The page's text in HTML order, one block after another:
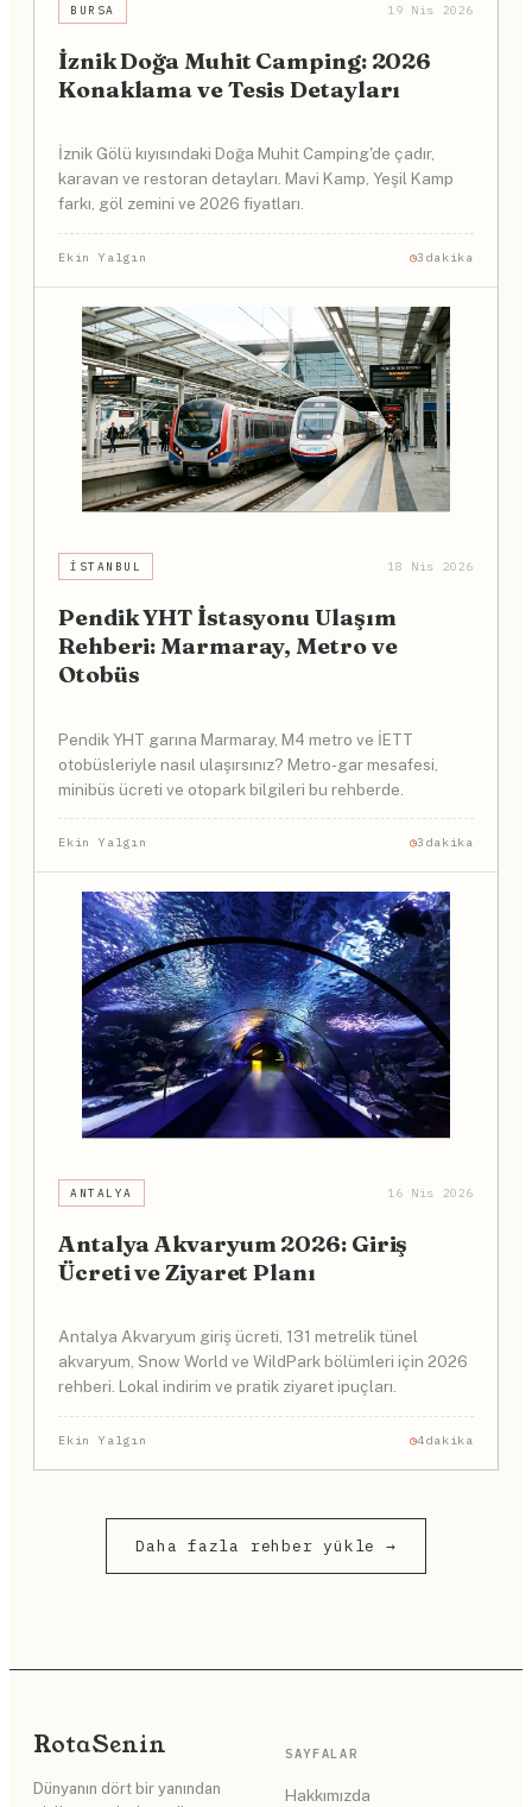
BURSA 19 Nis 2026
İznik Doğa Muhit Camping: 2026
Konaklama ve Tesis Detayları
İznik Gölü kıyısındaki Doğa Muhit Camping'de çadır,
karavan ve restoran detayları. Mavi Kamp, Yeşil Kamp
farkı, göl zemini ve 2026 fiyatları.
Ekin Yalgın 3dakika
İSTANBUL 18 Nis 2026
Pendik YHT İstasyonu Ulaşım
Rehberi: Marmaray, Metro ve
Otobüs
Pendik YHT garına Marmaray, M4 metro ve İETT
otobüsleriyle nasıl ulaşırsınız? Metro-gar mesafesi,
minibüs ücreti ve otopark bilgileri bu rehberde.
Ekin Yalgın 3dakika
ANTALYA 16 Nis 2026
Antalya Akvaryum 2026: Giriş
Ücreti ve Ziyaret Planı
Antalya Akvaryum giriş ücreti, 131 metrelik tünel
akvaryum, Snow World ve WildPark bölümleri için 2026
rehberi. Lokal indirim ve pratik ziyaret ipuçları.
Ekin Yalgın 4dakika
Daha fazla rehber yükle →
RotaSenin
Dünyanın dört bir yanından
SAYFALAR
Hakkımızda